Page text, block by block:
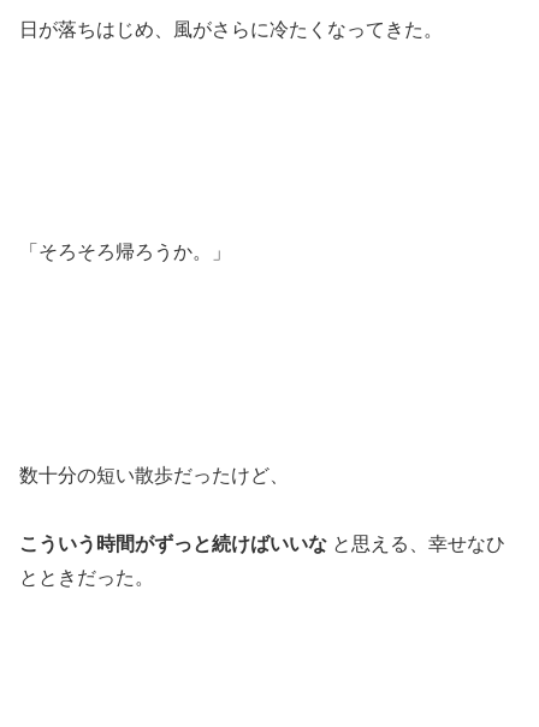
日が落ちはじめ、風がさらに冷たくなってきた。
「そろそろ帰ろうか。」
数十分の短い散歩だったけど、
こういう時間がずっと続けばいいな と思える、幸せなひ
とときだった。